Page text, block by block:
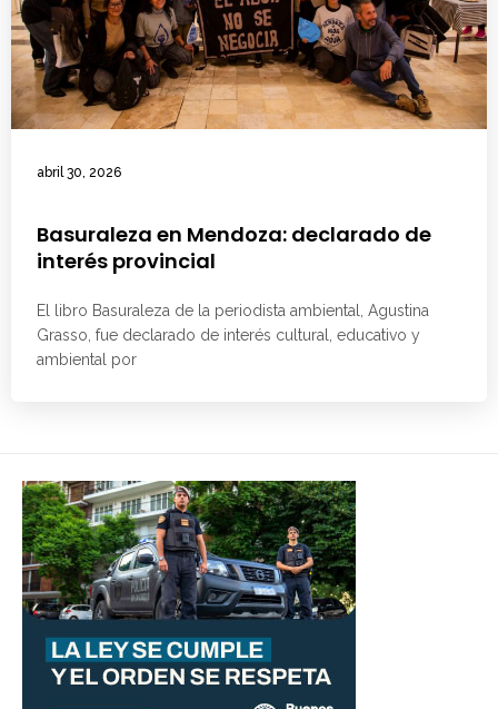
abril 30, 2026
Basuraleza en Mendoza: declarado de
interés provincial
El libro Basuraleza de la periodista ambiental, Agustina
Grasso, fue declarado de interés cultural, educativo y
ambiental por